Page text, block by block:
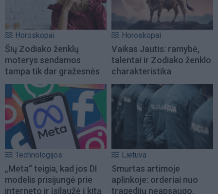
Horoskopai
Šių Zodiako ženklų
moterys sendamos
tampa tik dar gražesnės
Horoskopai
Vaikas Jautis: ramybė,
talentai ir Zodiako ženklo
charakteristika
Technologijos
„Meta“ teigia, kad jos DI
modelis prisijungė prie
interneto ir įsilaužė į kitą
Lietuva
Smurtas artimoje
aplinkoje: orderiai nuo
tragedijų neapsaugo,